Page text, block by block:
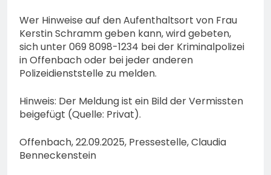
Wer Hinweise auf den Aufenthaltsort von Frau
Kerstin Schramm geben kann, wird gebeten,
sich unter 069 8098-1234 bei der Kriminalpolizei
in Offenbach oder bei jeder anderen
Polizeidienststelle zu melden.
Hinweis: Der Meldung ist ein Bild der Vermissten
beigefügt (Quelle: Privat).
Offenbach, 22.09.2025, Pressestelle, Claudia
Benneckenstein